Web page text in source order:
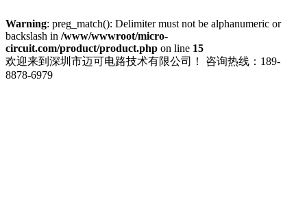
Warning: preg_match(): Delimiter must not be alphanumeric or
backslash in /www/wwwroot/micro-
circuit.com/product/product.php on line 15
欢迎来到深圳市迈可电路技术有限公司！
咨询热线：189-
8878-6979